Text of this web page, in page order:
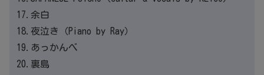
17.余白
18.夜泣き（Piano by Ray）
19.あっかんべ
20.裏島